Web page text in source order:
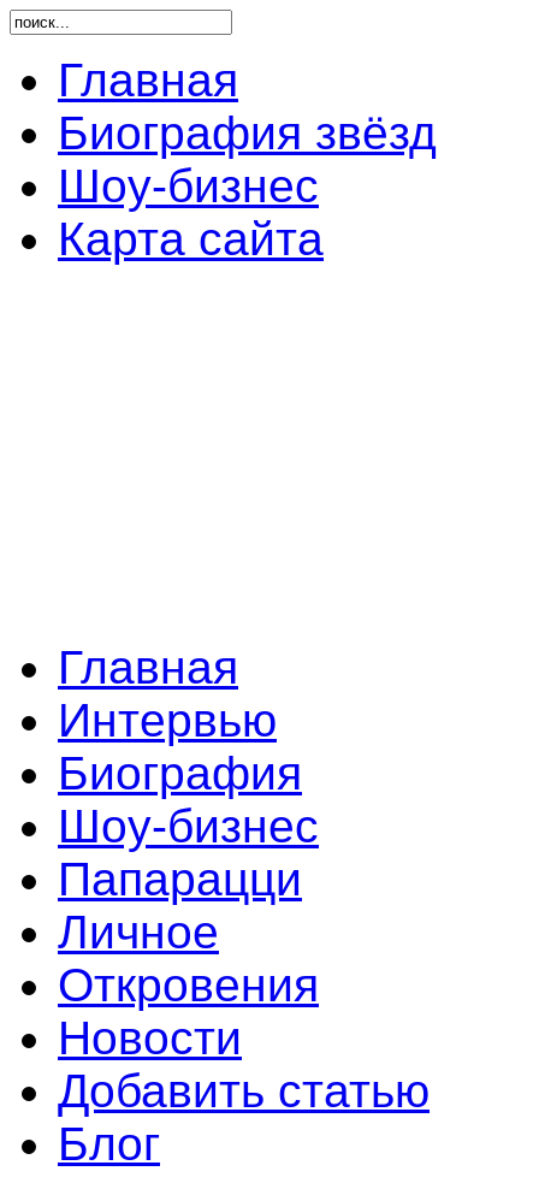
Главная
Биография звёзд
Шоу-бизнес
Карта сайта
Главная
Интервью
Биография
Шоу-бизнес
Папарацци
Личное
Откровения
Новости
Добавить статью
Блог